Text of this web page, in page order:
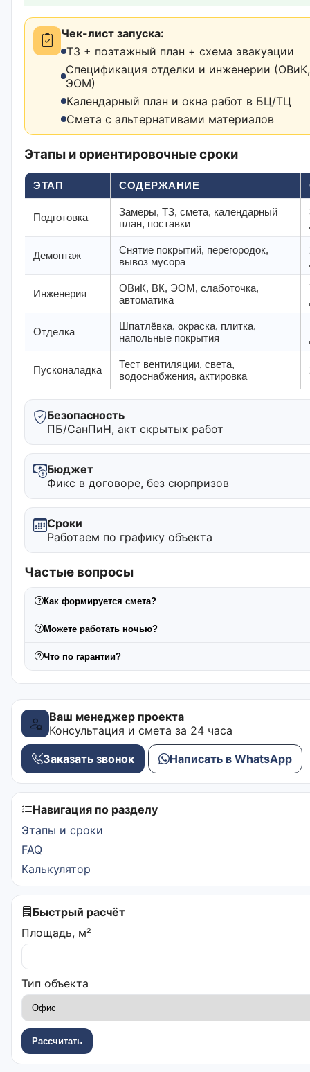
Чек-лист запуска:
ТЗ + поэтажный план + схема эвакуации
Спецификация отделки и инженерии
ЭОМ)
Календарный план и окна работ в БЦ/ТЦ
Смета с альтернативами материалов
Этапы и ориентировочные сроки
ЭТАП СОДЕРЖАНИЕ
Подготовка
Замеры, ТЗ, смета, календарный
план, поставки
Демонтаж
Снятие покрытий, перегородок,
вывоз мусора
Инженерия
ОВиК, ВК, ЭОМ, слаботочка,
автоматика
Отделка
Шпатлёвка, окраска, плитка,
напольные покрытия
Пусконаладка
Тест вентиляции, света,
водоснабжения, актировка
Безопасность
ПБ/СанПиН, акт скрытых работ
Бюджет
Фикс в договоре, без сюрпризов
Сроки
Работаем по графику объекта
Частые вопросы
Как формируется смета?
Можете работать ночью?
Что по гарантии?
Ваш менеджер проекта
Консультация и смета за 24 часа
Заказать звонок Написать в WhatsApp
Навигация по разделу
Этапы и сроки
FAQ
Калькулятор
Быстрый расчёт
Площадь, м²
Тип объекта
Рассчитать